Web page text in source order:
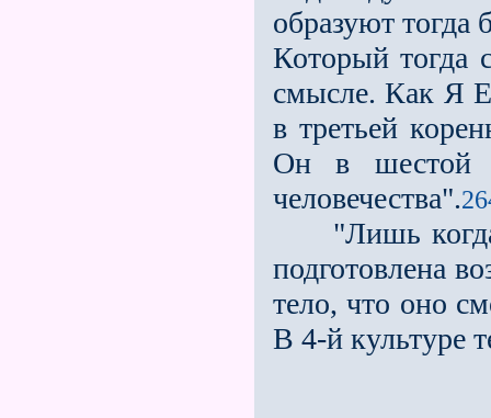
образуют тогда
Который тогда
смысле. Как Я
в третьей
Он в шестой
человечества".
"Лишь когда
подготовлена
тело, что оно
В 4-й культуре